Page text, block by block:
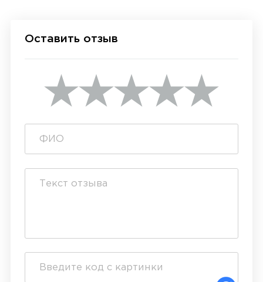
Оставить отзыв